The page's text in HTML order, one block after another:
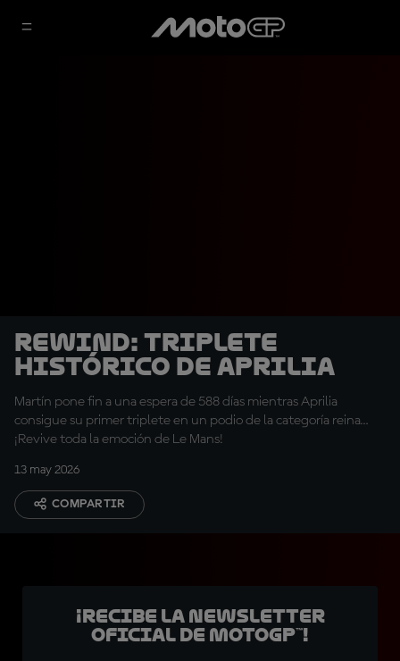
REWIND: Triplete
histórico de Aprilia
Martín pone fin a una espera de 588 días mientras Aprilia
consigue su primer triplete en un podio de la categoría reina…
¡Revive toda la emoción de Le Mans!
13 may 2026
COMPARTIR
¡Recibe la Newsletter
oficial de MotoGP™!